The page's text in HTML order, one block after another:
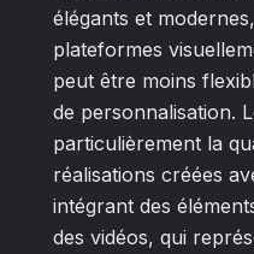
élégants et
plateformes
peut être moins
de personnalisation.
particulièrement la
réalisations créées
intégrant des
des vidéos, qui